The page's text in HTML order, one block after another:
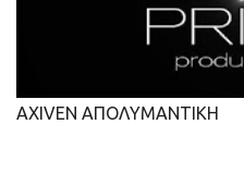
AXIVEN ΑΠΟΛΥΜΑΝΤΙΚΗ